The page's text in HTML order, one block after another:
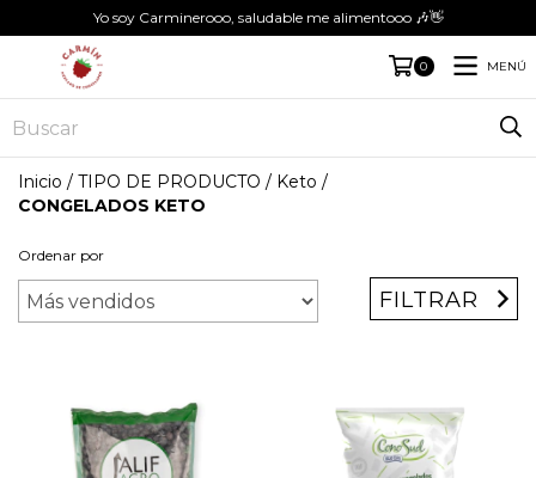
Yo soy Carminerooo, saludable me alimentooo 🎶👋
0 MENÚ
Inicio / TIPO DE PRODUCTO / Keto /
CONGELADOS KETO
Ordenar por
FILTRAR